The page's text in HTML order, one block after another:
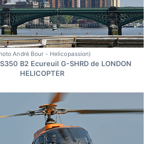
André Bour - Helicopassion)
B2 Ecureuil G-SHRD de LONDON
HELICOPTER